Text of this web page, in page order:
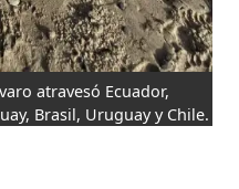
atravesó Ecuador,
Brasil, Uruguay y Chile.